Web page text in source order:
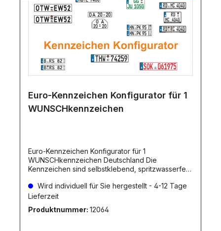
Euro-Kennzeichen Konfigurator für 1
WUNSCHkennzeichen
Euro-Kennzeichen Konfigurator für 1
WUNSCHkennzeichen Deutschland Die
Kennzeichen sind selbstklebend, spritzwasserfest
versehen!Vergessen Sie bitte nicht, uns Ihr(e)
WUNSCH-KENNZEICHEN mitzuteilen.Die Auswahl
Material erfolgt im Laufe der Konfiguration!Bei
Wird individuell für Sie hergestellt - 4-12 Tage
Lieferzeit
Produktnummer: 12064